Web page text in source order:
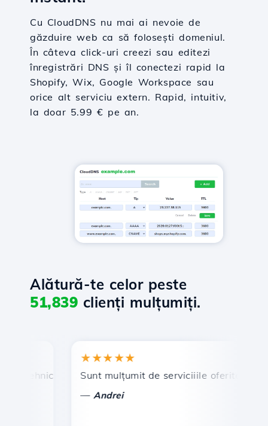
Cu CloudDNS nu mai ai nevoie de
găzduire web ca să folosești domeniul.
În câteva click-uri creezi sau editezi
înregistrări DNS și îl conectezi rapid la
Shopify, Wix, Google Workspace sau
orice alt serviciu extern. Rapid, intuitiv,
la doar 5.99 € pe an.
Alătură-te celor peste
51,839 clienți mulțumiți.
prompt și eficient.
★★★★★
Sunt mulțumit de serviciiile oferite de
Andrei